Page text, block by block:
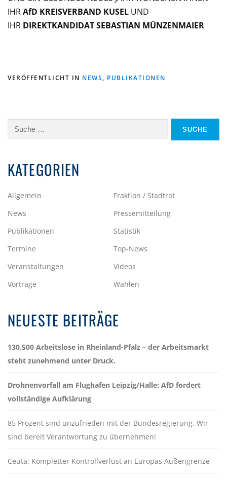
IHRAfD KREISVERBAND KUSEL UND
IHR DIREKTKANDIDAT SEBASTIAN MÜNZENMAIER
VERÖFFENTLICHT IN NEWS, PUBLIKATIONEN
Suche
KATEGORIEN
Allgemein
Fraktion / Stadtrat
News
Pressemitteilung
Publikationen
Statistik
Termine
Top-News
Veranstaltungen
Videos
Vorträge
Wahlen
NEUESTE BEITRÄGE
130.500 Arbeitslose in Rheinland-Pfalz – der Arbeitsmarkt
steht zunehmend unter Druck.
Drohnenvorfall am Flughafen Leipzig/Halle: AfD fordert
vollständige Aufklärung
85 Prozent sind unzufrieden mit der Bundesregierung. Wir
sind bereit Verantwortung zu übernehmen!
Ceuta: Kompletter Kontrollverlust an Europas Außengrenze